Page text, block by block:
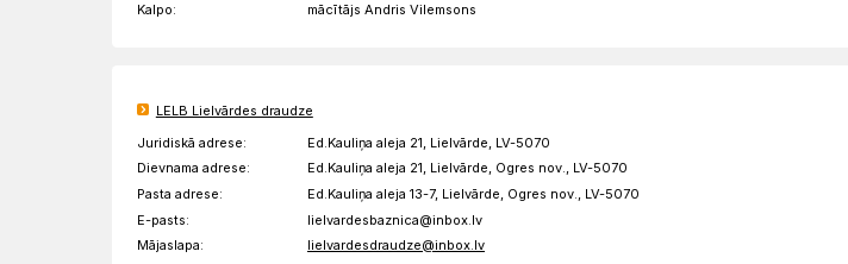
Kalpo:
mācītājs Andris Vilemsons
LELB Lielvārdes draudze
Juridiskā adrese:
Ed.Kauliņa aleja 21, Lielvārde, LV-5070
Dievnama adrese:
Ed.Kauliņa aleja 21, Lielvārde, Ogres nov., LV-5070
Pasta adrese:
Ed.Kauliņa aleja 13-7, Lielvārde, Ogres nov., LV-5070
E-pasts:
lielvardesbaznica@inbox.lv
Mājaslapa:
lielvardesdraudze@inbox.lv